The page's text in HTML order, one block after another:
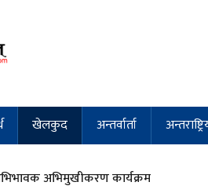
खेलकुद अन्तर्वार्ता
अभिमुखीकरण कार्यक्रम